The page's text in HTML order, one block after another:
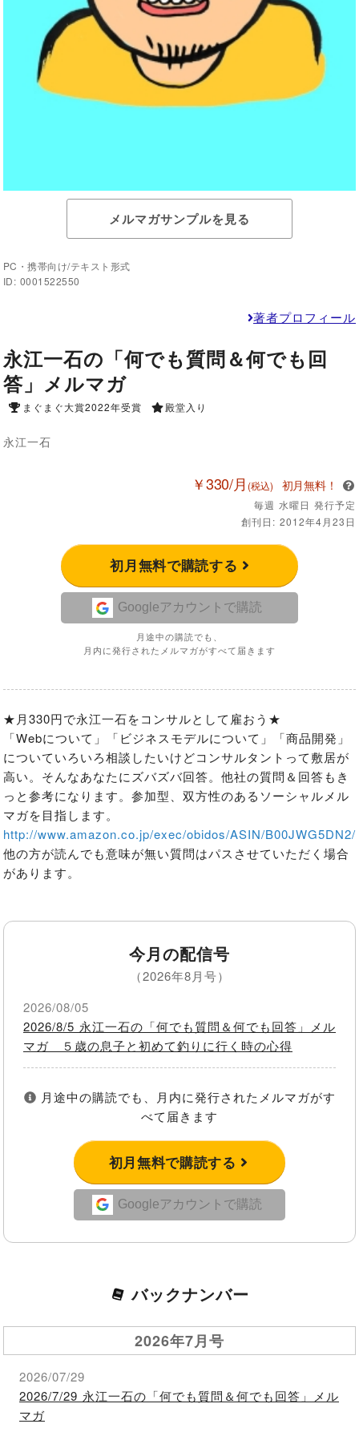
メルマガサンプルを見る
PC・携帯向け/テキスト形式
ID: 0001522550
著者プロフィール
永江一石の「何でも質問＆何でも回
答」メルマガ
まぐまぐ大賞2022年受賞 殿堂入り
永江一石
￥330/月 (税込) 初月無料！
毎週 水曜日 発行予定
創刊日: 2012年4月23日
初月無料で購読する
Googleアカウントで購読
月途中の購読でも、
月内に発行されたメルマガがすべて届きます
★月330円で永江一石をコンサルとして雇おう★
「Webについて」「ビジネスモデルについて」「商品開発」
についていろいろ相談したいけどコンサルタントって敷居が
高い。そんなあなたにズバズバ回答。他社の質問＆回答もき
っと参考になります。参加型、双方性のあるソーシャルメル
マガを目指します。
http://www.amazon.co.jp/exec/obidos/ASIN/B00JWG5DN2/
他の方が読んでも意味が無い質問はパスさせていただく場合
があります。
今月の配信号
（2026年8月号）
2026/08/05
2026/8/5 永江一石の「何でも質問＆何でも回答」メル
マガ ５歳の息子と初めて釣りに行く時の心得
月途中の購読でも、月内に発行されたメルマガがす
べて届きます
初月無料で購読する
Googleアカウントで購読
バックナンバー
2026年7月号
2026/07/29
2026/7/29 永江一石の「何でも質問＆何でも回答」メル
マガ